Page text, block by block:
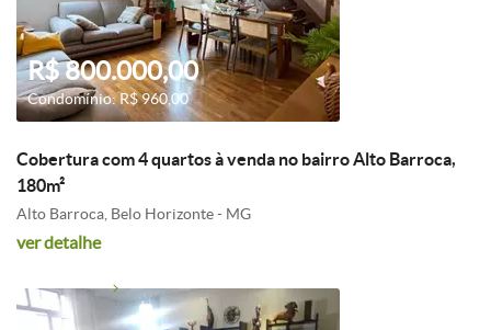
R$ 800.000,00
Condomínio: R$ 960,00
Cobertura com 4 quartos à venda no bairro Alto Barroca,
180m²
Alto Barroca, Belo Horizonte - MG
ver detalhe